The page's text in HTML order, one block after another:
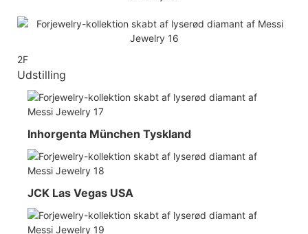
2F
Udstilling
Inhorgenta München Tyskland
JCK Las Vegas USA